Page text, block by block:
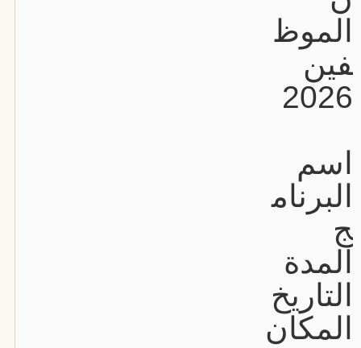
الموظ
فين
2026
اسم
البرنام
ج
المدة
التاريخ
المكان